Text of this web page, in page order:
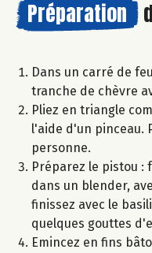
Préparation
Dans un carré de
tranche de chèvre
Pliez en triangle
l'aide d'un pinceau.
personne.
Préparez le pistou :
dans un blender,
finissez avec le
quelques gouttes
Emincez en fins